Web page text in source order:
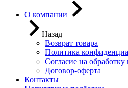
О компании
Назад
Возврат товара
Политика
Согласие на
Договор-оферта
Контакты